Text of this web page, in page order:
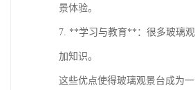
景体验。
7. **学习与教育**：很多玻璃
加知识。
这些优点使得玻璃观景台成为